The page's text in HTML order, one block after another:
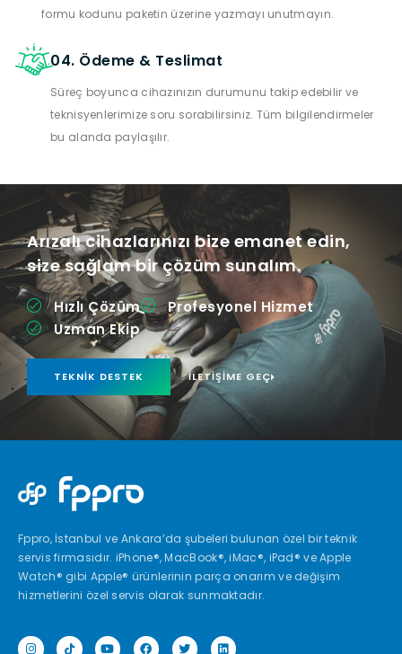
formu kodunu paketin üzerine yazmayı unutmayın.
04. Ödeme & Teslimat
Süreç boyunca cihazınızın durumunu takip edebilir ve
teknisyenlerimize soru sorabilirsiniz. Tüm bilgilendirmeler
bu alanda paylaşılır.
Arızalı cihazlarınızı bize emanet edin,
size sağlam bir çözüm sunalım.
Hızlı Çözüm
Profesyonel Hizmet
Uzman Ekip
TEKNIK DESTEK İLETIŞIME GEÇ
Fppro, İstanbul ve Ankara’da şubeleri bulunan özel bir teknik
servis firmasıdır. iPhone®, MacBook®, iMac®, iPad® ve Apple
Watch® gibi Apple® ürünlerinin parça onarım ve değişim
hizmetlerini özel servis olarak sunmaktadır.